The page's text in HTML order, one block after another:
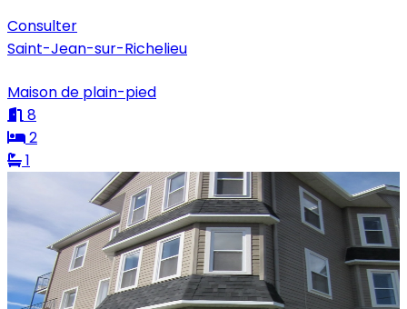
Consulter
Saint-Jean-sur-Richelieu
Maison de plain-pied
8
2
1